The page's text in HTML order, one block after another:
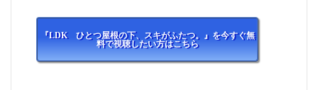
『LDK ひとつ屋根の下、スキがふたつ。』を今すぐ無
料で視聴したい方はこちら